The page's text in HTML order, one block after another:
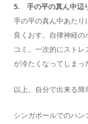
5. 手の平の真ん中辺
手の平の真ん中あたり
良くおす。自律神経
コミ。一次的にスト
が冷たくなってしまっ
以上、自分で出来る簡
シンガポールでのハン